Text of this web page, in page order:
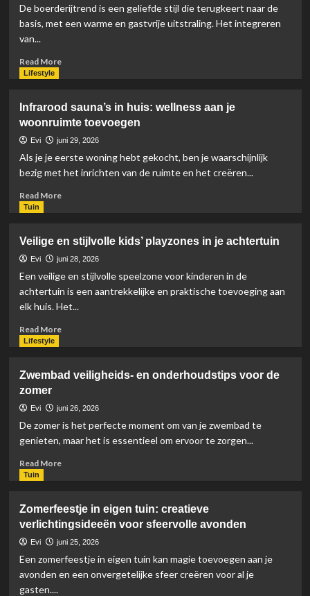
verlichting
combinatie
De boerderijtrend is een geliefde stijl die terugkeert naar de
basis, met een warme en gastvrije uitstraling. Het integreren
van...
Read MoreRead
de
boerderijtrend
met
keukenelementen
Lifestyle
Infrarood sauna’s in huis: wellness aan je
woonruimte toevoegen
Evi juni 29, 2026
Als je je eerste woning hebt gekocht, ben je waarschijnlijk
bezig met het inrichten van de ruimte en het creëren...
Read MoreRead
sauna’s
in
huis:
wellness
je
Tuin
Veilige en stijlvolle kids’ playzones in je achtertuin
Evi juni 28, 2026
Een veilige en stijlvolle speelzone voor kinderen in de
achtertuin is een aantrekkelijke en praktische toevoeging aan
elk huis. Het...
Read MoreRead
en
kids’
playzones
je
Lifestyle
Zwembad veiligheids- en onderhoudstips voor de
zomer
Evi juni 26, 2026
De zomer is het perfecte moment om van je zwembad te
genieten, maar het is essentieel om ervoor te zorgen...
Read MoreRead
veiligheids-
en
onderhoudstips
voor
zomer
Tuin
Zomerfeestje in eigen tuin: creatieve
verlichtingsideeën voor sfeervolle avonden
Evi juni 25, 2026
Een zomerfeestje in eigen tuin kan magie toevoegen aan je
avonden en een onvergetelijke sfeer creëren voor al je
gasten....